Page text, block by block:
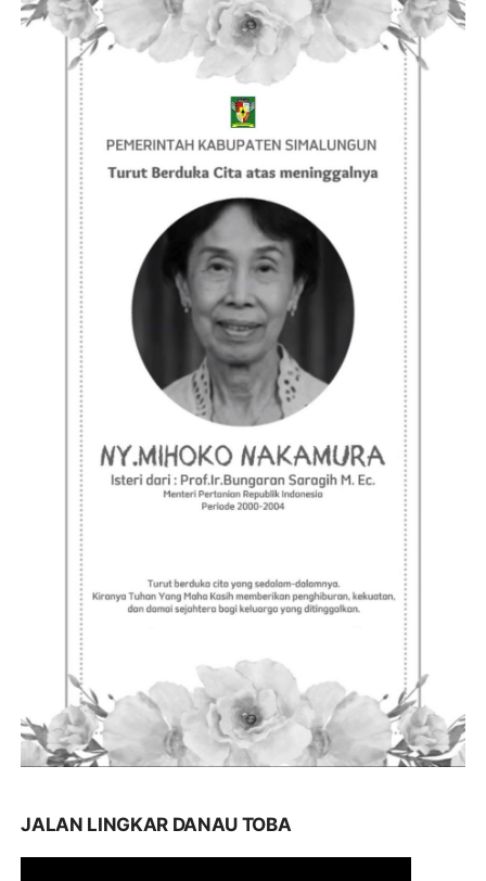
JALAN LINGKAR DANAU TOBA